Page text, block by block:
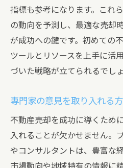
指標も参考になります。これ
の動向を予測し、最適な売却
が成功への鍵です。初めての
ツールとリソースを上手に活
づいた戦略が立てられるでしょ
専門家の意見を取り入れる
不動産売却を成功に導くため
入れることが欠かせません。
やコンサルタントは、豊富な